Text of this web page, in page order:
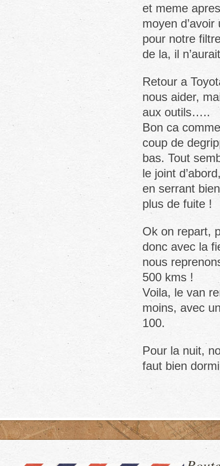
et meme
moyen
pour notre
de la, il
Retour a
nous aider,
aux outils…..
Bon ca
coup de
bas. Tout
le joint
en serrant
plus de fuite !
Ok on repart,
donc avec la
nous
500 kms !
Voila, le van
moins, avec
100.
Pour la nuit,
faut bien